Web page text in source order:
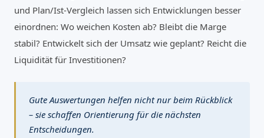
und Plan/Ist-Vergleich lassen sich Entwicklungen besser
einordnen: Wo weichen Kosten ab? Bleibt die Marge
stabil? Entwickelt sich der Umsatz wie geplant? Reicht die
Liquidität für Investitionen?
Gute Auswertungen helfen nicht nur beim Rückblick
– sie schaffen Orientierung für die nächsten
Entscheidungen.